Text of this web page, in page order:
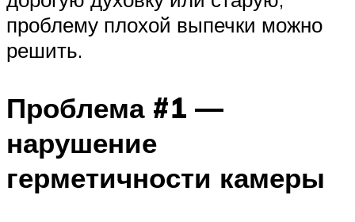
проблему плохой выпечки можно
решить.
Проблема #1 —
нарушение
герметичности камеры